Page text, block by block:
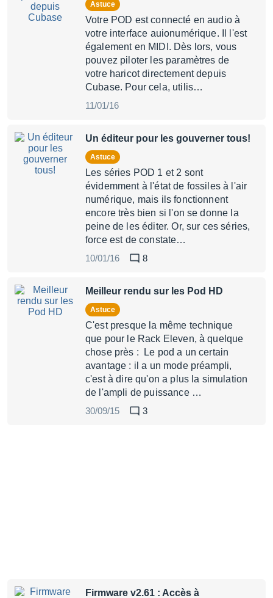
Astuce
Votre POD est connecté en audio à
votre interface auionumérique. Il l'est
également en MIDI. Dès lors, vous
pouvez piloter les paramètres de
votre haricot directement depuis
Cubase. Pour cela, utilis…
11/01/16
Un éditeur pour les gouverner tous!
Astuce
Les séries POD 1 et 2 sont
évidemment à l'état de fossiles à l'air
numérique, mais ils fonctionnent
encore très bien si l'on se donne la
peine de les éditer. Or, sur ces séries,
force est de constate…
10/01/16
8
Meilleur rendu sur les Pod HD
Astuce
C'est presque la même technique
que pour le Rack Eleven, à quelque
chose près : Le pod a un certain
avantage : il a un mode préampli,
c'est à dire qu'on a plus la simulation
de l'ampli de puissance …
30/09/15
3
Firmware v2.61 : Accès à